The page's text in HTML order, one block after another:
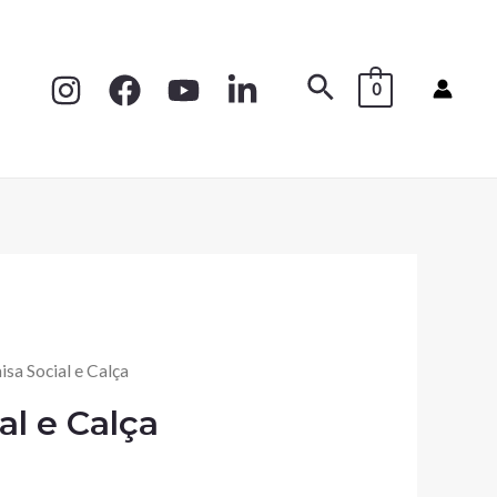
0
Social e Calça
e Calça